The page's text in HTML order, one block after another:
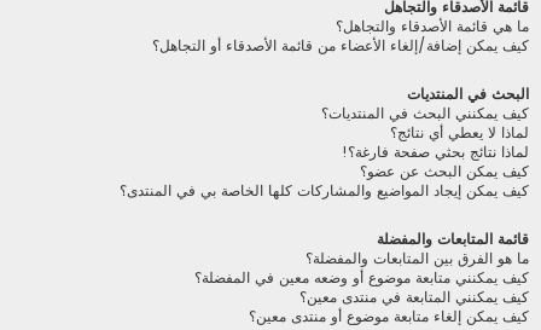
قائمة الأصدقاء والتجاهل
ما هي قائمة الأصدقاء والتجاهل؟
كيف يمكن إضافة/إلغاء الأعضاء من قائمة الأصدقاء أو التجاهل؟
البحث في المنتديات
كيف يمكنني البحث في المنتديات؟
لماذا لا يعطي أي نتائج؟
لماذا نتائج بحثي صفحة فارغة؟!
كيف يمكن البحث عن عضو؟
كيف يمكن إيجاد المواضيع والمشاركات كلها الخاصة بي في المنتدى؟
قائمة المتابعات والمفضلة
ما هو الفرق بين المتابعات والمفضلة؟
كيف يمكنني متابعة موضوع أو وضعه معين في المفضلة؟
كيف يمكنني المتابعة في منتدى معين؟
كيف يمكن إلغاء متابعة موضوع أو منتدى معين؟